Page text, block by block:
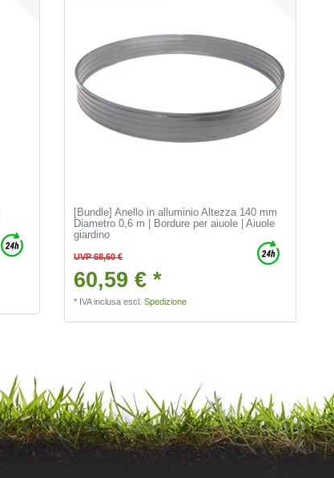
[Bundle] Anello in alluminio Altezza 140 mm
Diametro 0,6 m | Bordure per aiuole | Aiuole
giardino
UVP 68,60 €
60,59 € *
* IVA inclusa escl.Spedizione